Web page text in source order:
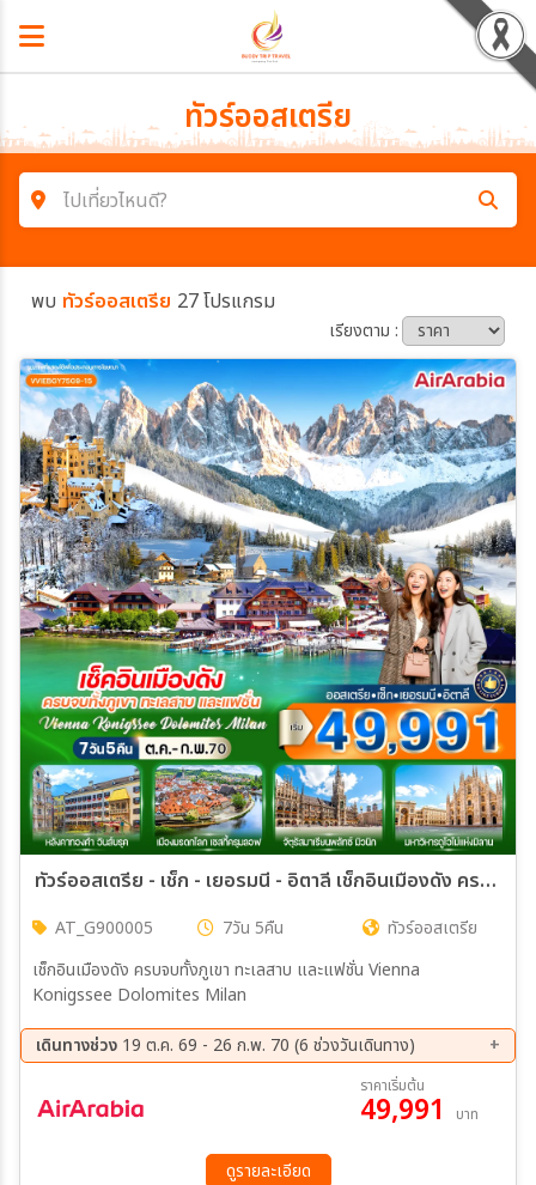
ทัวร์ออสเตรีย
ไปเที่ยวไหนดี?
ค้นหาโปรแกรมทัวร์
โซน
ประเทศ
เมือง
สายการบิน
ตั้งแต่วันที่
ถึงวันที่
เฉพาะเดือน
เฉพาะเทศกาล
พบ ทัวร์ออสเตรีย 27 โปรแกรม
เรียงตาม :
ทัวร์ออสเตรีย - เช็ก - เยอรมนี - อิตาลี เช็กอินเมืองดัง ครบจบทั้งภูเขา ทะเลสาบ และแฟชั่น Vienna Konigssee Dolomites Milan 7วัน 5คืน (G9)
AT_G900005 7วัน 5คืน
ทัวร์ออสเตรีย
เช็กอินเมืองดัง ครบจบทั้งภูเขา ทะเลสาบ และแฟชั่น Vienna
Konigssee Dolomites Milan
เดินทางช่วง 19 ต.ค. 69 - 26 ก.พ. 70 (6 ช่วงวันเดินทาง)
21 พ.ย. 69 - 27 พ.ย. 69
05 ธ.ค. 69 - 11 ธ.ค. 69
28 ธ.ค. 69 - 03 ม.ค. 70
20 ก.พ. 70 - 26 ก.พ. 70
ราคาเริ่มต้น
49,991 บาท
ดูรายละเอียด